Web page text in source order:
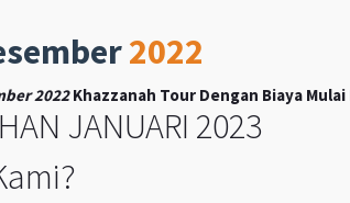
2022
2022Khazzanah Tour Dengan Biaya Mulai
JANUARI 2023